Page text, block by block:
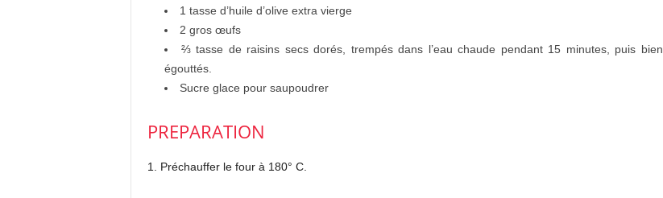
1 tasse d’huile d’olive extra vierge
2 gros œufs
⅔ tasse de raisins secs dorés, trempés dans l’eau chaude pendant 15 minutes, puis bien
égouttés.
Sucre glace pour saupoudrer
PREPARATION
1. Préchauffer le four à 180° C.